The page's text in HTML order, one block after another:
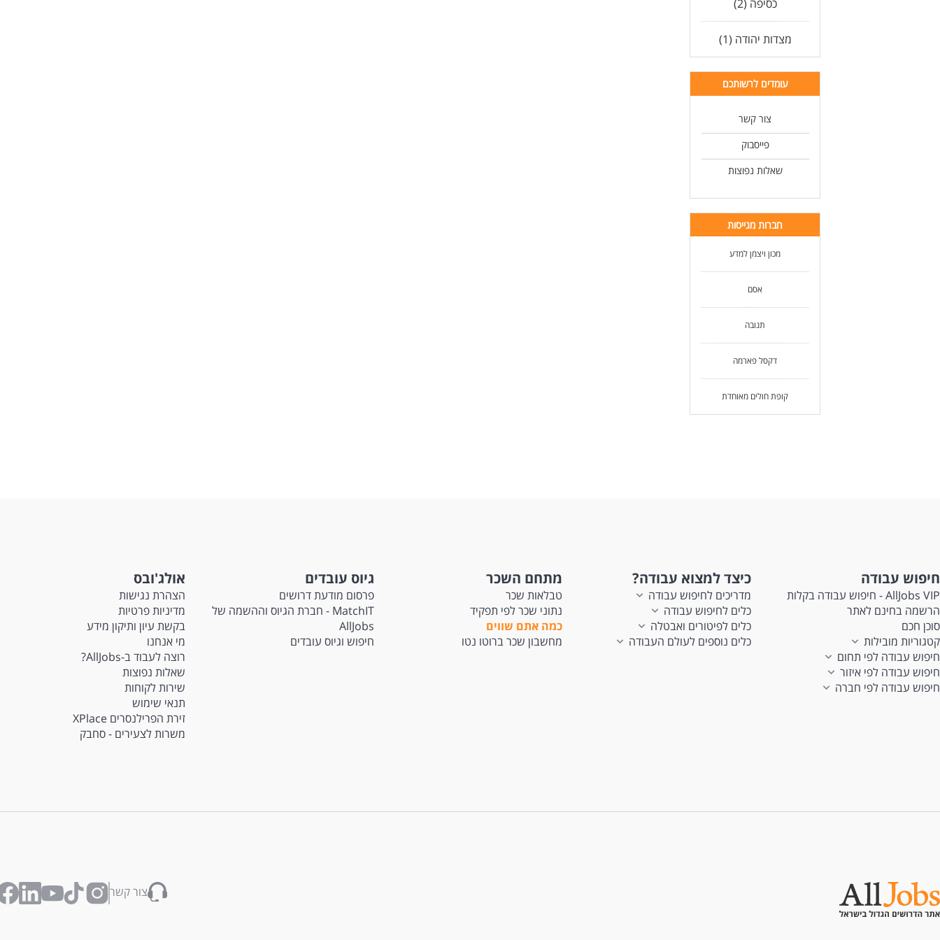
כסיפה (2)
מצדות יהודה (1)
עומדים לרשותכם
צור קשר
פייסבוק
שאלות נפוצות
חברות מגייסות
מכון ויצמן למדע
אסם
תנובה
דקסל פארמה
קופת חולים מאוחדת
חיפוש עבודה
AllJobs VIP - חיפוש עבודה בקלות
הרשמה בחינם לאתר
סוכן חכם
קטגוריות מובילות
חיפוש עבודה לפי תחום
חיפוש עבודה לפי איזור
חיפוש עבודה לפי חברה
כיצד למצוא עבודה?
מדריכים לחיפוש עבודה
כלים לחיפוש עבודה
כלים לפיטורים ואבטלה
כלים נוספים לעולם העבודה
מתחם השכר
טבלאות שכר
נתוני שכר לפי תפקיד
כמה אתם שווים
מחשבון שכר ברוטו נטו
גיוס עובדים
פרסום מודעת דרושים
MatchIT - חברת הגיוס וההשמה של
AllJobs
חיפוש וגיוס עובדים
אולג'ובס
הצהרת נגישות
מדיניות פרטיות
בקשת עיון ותיקון מידע
מי אנחנו
רוצה לעבוד ב-AllJobs?
שאלות נפוצות
שירות לקוחות
תנאי שימוש
זירת הפרילנסרים XPlace
משרות לצעירים - סחבק
צור קשר